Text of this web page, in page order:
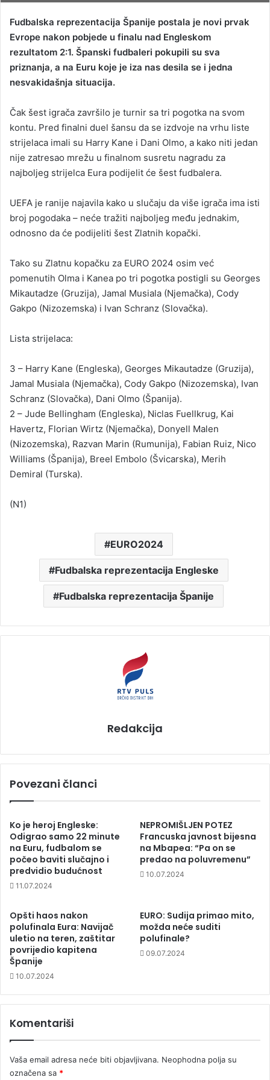
d
a
n
e
m
i
l
Fudbalska reprezentacija Španije postala je novi prvak
Evrope nakon pobjede u finalu nad Engleskom
rezultatom 2:1. Španski fudbaleri pokupili su sva
priznanja, a na Euru koje je iza nas desila se i jedna
nesvakidašnja situacija.
Čak šest igrača završilo je turnir sa tri pogotka na svom
kontu. Pred finalni duel šansu da se izdvoje na vrhu liste
strijelaca imali su Harry Kane i Dani Olmo, a kako niti jedan
nije zatresao mrežu u finalnom susretu nagradu za
najboljeg strijelca Eura podijelit će šest fudbalera.
UEFA je ranije najavila kako u slučaju da više igrača ima isti
broj pogodaka – neće tražiti najboljeg među jednakim,
odnosno da će podijeliti šest Zlatnih kopački.
Tako su Zlatnu kopačku za EURO 2024 osim već
pomenutih Olma i Kanea po tri pogotka postigli su Georges
Mikautadze (Gruzija), Jamal Musiala (Njemačka), Cody
Gakpo (Nizozemska) i Ivan Schranz (Slovačka).
Lista strijelaca:
3 – Harry Kane (Engleska), Georges Mikautadze (Gruzija),
Jamal Musiala (Njemačka), Cody Gakpo (Nizozemska), Ivan
Schranz (Slovačka), Dani Olmo (Španija).
2 – Jude Bellingham (Engleska), Niclas Fuellkrug, Kai
Havertz, Florian Wirtz (Njemačka), Donyell Malen
(Nizozemska), Razvan Marin (Rumunija), Fabian Ruiz, Nico
Williams (Španija), Breel Embolo (Švicarska), Merih
Demiral (Turska).
(N1)
EURO2024
Fudbalska reprezentacija Engleske
Fudbalska reprezentacija Španije
Redakcija
Povezani članci
Ko je heroj Engleske:
Odigrao samo 22 minute
na Euru, fudbalom se
počeo baviti slučajno i
predvidio budućnost
11.07.2024
NEPROMIŠLJEN POTEZ
Francuska javnost bijesna
na Mbapea: “Pa on se
predao na poluvremenu”
10.07.2024
Opšti haos nakon
polufinala Eura: Navijač
uletio na teren, zaštitar
povrijedio kapitena
Španije
10.07.2024
EURO: Sudija primao mito,
možda neće suditi
polufinale?
09.07.2024
Komentariši
Vaša email adresa neće biti objavljivana. Neophodna polja su
označena sa *